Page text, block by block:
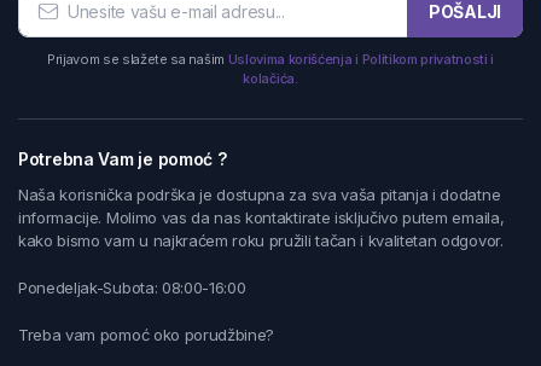
POŠALJI
Prijavom se slažete sa našim Uslovima korišćenja i Politikom privatnosti i
kolačića.
Potrebna Vam je pomoć ?
Naša korisnička podrška je dostupna za sva vaša pitanja i dodatne
informacije. Molimo vas da nas kontaktirate isključivo putem emaila,
kako bismo vam u najkraćem roku pružili tačan i kvalitetan odgovor.
Ponedeljak-Subota: 08:00-16:00
Treba vam pomoć oko porudžbine?